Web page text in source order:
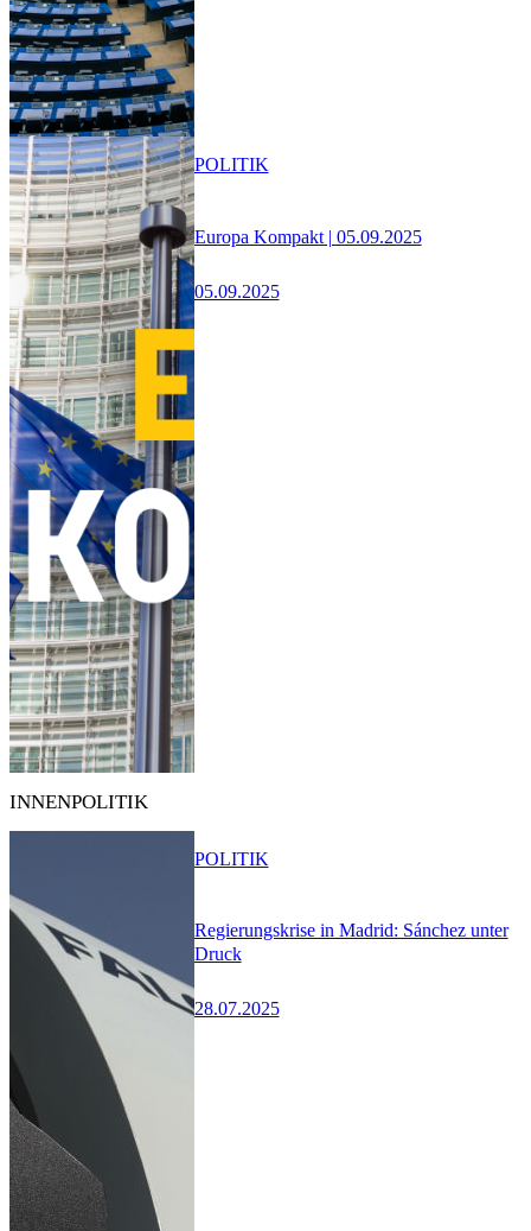
Europa Kompakt | 05.09.2025
05.09.2025
POLITIK
INNENPOLITIK
Regierungskrise in Madrid: Sánchez unter
Druck
28.07.2025
POLITIK